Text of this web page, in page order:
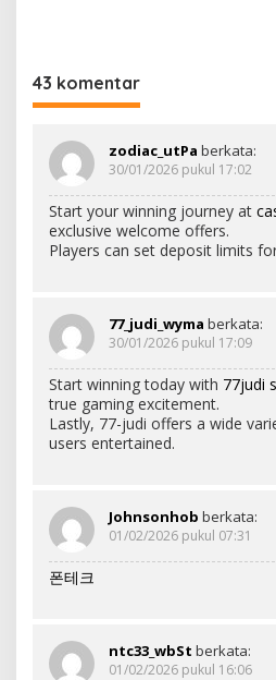
43 komentar
zodiac_utPa berkata:
30/01/2026 pukul 17:02
Start your winning journey at
exclusive welcome offers.
Players can set deposit limits
77_judi_wyma berkata:
30/01/2026 pukul 17:09
Start winning today with 77judi
true gaming excitement.
Lastly, 77-judi offers a wide
users entertained.
Johnsonhob berkata:
01/02/2026 pukul 07:31
폰테크
ntc33_wbSt berkata:
01/02/2026 pukul 16:06